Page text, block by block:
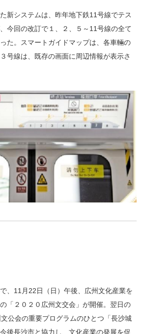
新システムは、昨年地下鉄11号線でテス
今回の改訂で１、２、５～11号線の全て
た。スマートガイドマップは、各車輛の
号線は、既存の画面に周辺情報が表示さ
、11月22日（日）午後、広州文化産業を
「２０２０広州文交会」が開催。翌日の
公会の重要プログラムのひとつ「長沙城
後長沙市と協力し、文化産業の発展を促